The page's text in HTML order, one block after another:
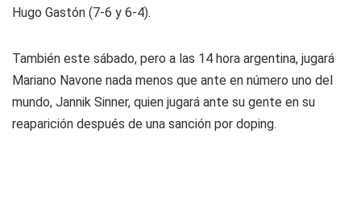
Hugo Gastón (7-6 y 6-4).
También este sábado, pero a las 14 hora argentina, jugará
Mariano Navone nada menos que ante en número uno del
mundo, Jannik Sinner, quien jugará ante su gente en su
reaparición después de una sanción por doping.